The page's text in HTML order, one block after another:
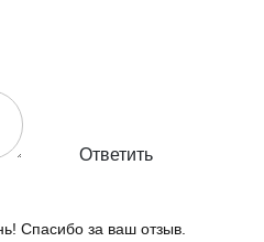
Ответить
Спасибо за ваш отзыв.